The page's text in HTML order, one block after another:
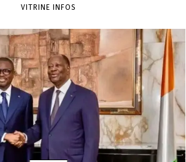
VITRINE INFOS